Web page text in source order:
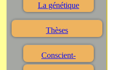
La génétique
Thèses
Conscient-